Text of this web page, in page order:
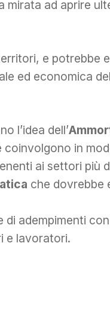
mirata ad aprire
e potrebbe
ed economica
l’idea dell’
coinvolgono in
ai settori più
che dovrebbe
adempimenti
e lavoratori.